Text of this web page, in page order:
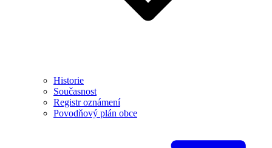
Historie
Současnost
Registr oznámení
Povodňový plán obce